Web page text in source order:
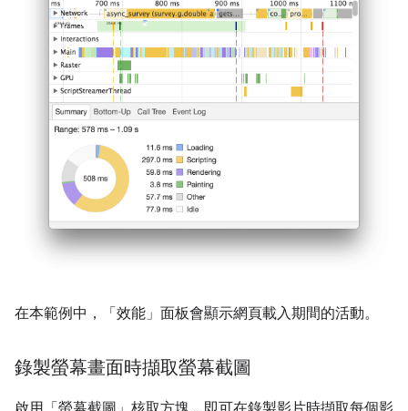
在本範例中，「效能」 面板會顯示網頁載入期間的活動。
錄製螢幕畫面時擷取螢幕截圖